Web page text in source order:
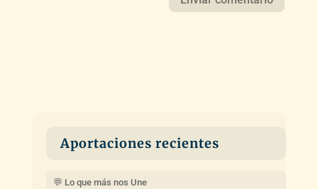
Aportaciones recientes
💬 Lo que más nos Une